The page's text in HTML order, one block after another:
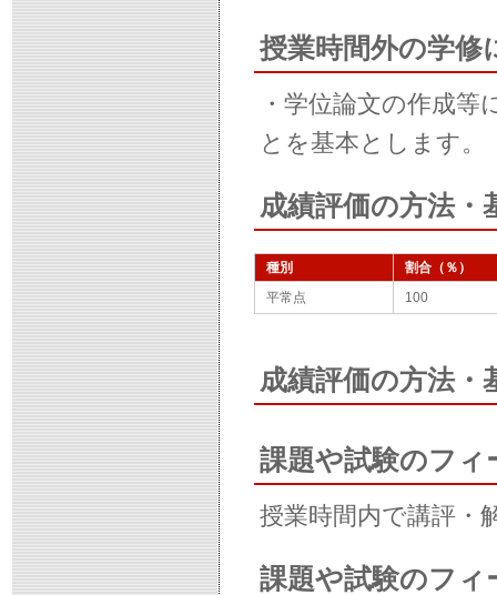
授業時間外の学修
・学位論文の作成
とを基本とします。
成績評価の方法・
種別
割合（％）
平常点
100
成績評価の方法・
課題や試験のフィ
授業時間内で講評・
課題や試験のフィ